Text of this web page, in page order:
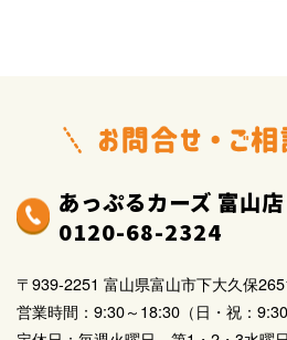
あっぷるカーズ 富山店
0120-68-2324
〒939-2251 富山県富山市下大久保
営業時間：9:30～18:30（日・祝：9:30